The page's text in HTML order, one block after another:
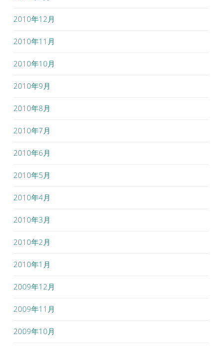
2010年12月
2010年11月
2010年10月
2010年9月
2010年8月
2010年7月
2010年6月
2010年5月
2010年4月
2010年3月
2010年2月
2010年1月
2009年12月
2009年11月
2009年10月